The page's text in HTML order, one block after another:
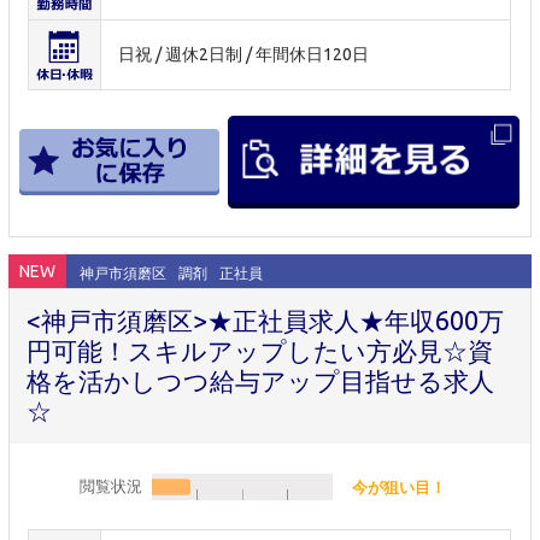
日祝 / 週休2日制 / 年間休日120日
NEW 神戸市須磨区 調剤 正社員
<神戸市須磨区>★正社員求人★年収600万
円可能！スキルアップしたい方必見☆資
格を活かしつつ給与アップ目指せる求人
☆
閲覧状況 今が狙い目！